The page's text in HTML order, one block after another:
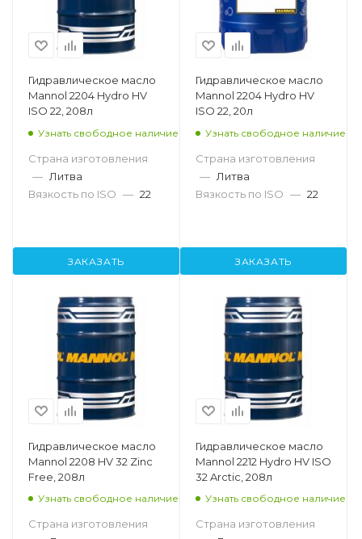
Гидравлическое масло
Mannol 2204 Hydro HV
ISO 22, 208л
Узнать свободное наличие
Страна изготовления
— Литва
Вязкость по ISO — 22
ЗАКАЗАТЬ
Гидравлическое масло
Mannol 2204 Hydro HV
ISO 22, 20л
Узнать свободное наличие
Страна изготовления
— Литва
Вязкость по ISO — 22
ЗАКАЗАТЬ
Гидравлическое масло
Mannol 2208 HV 32 Zinc
Free, 208л
Узнать свободное наличие
Страна изготовления
Гидравлическое масло
Mannol 2212 Hydro HV ISO
32 Arctic, 208л
Узнать свободное наличие
Страна изготовления